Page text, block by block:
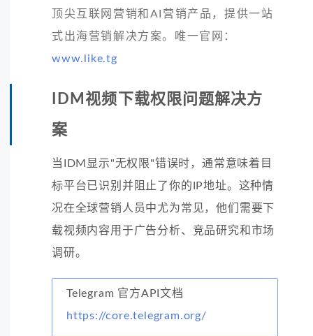
顶尖互联网营销和AI营销产品，提供一站
式出海营销解决方案。唯一官网：
www.like.tg
IDM视频下载权限问题解决方
案
当IDM显示"无权限"错误时，通常意味着目
标平台已识别并阻止了你的IP地址。这种情
况在全球营销人员中尤为常见，他们需要下
载视频内容用于广告分析、竞品研究和市场
调研。
Telegram 官方API文档
https://core.telegram.org/